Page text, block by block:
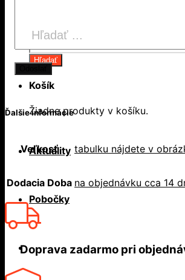
search
Hľadať
Košík
Žiadne produkty v košíku.
Aktuality
Pobočky
Ďalšie informácie
Veľkosť tabulku nájdete v
Dodacia Doba na objednávku cca 14
Doprava zadarmo pri